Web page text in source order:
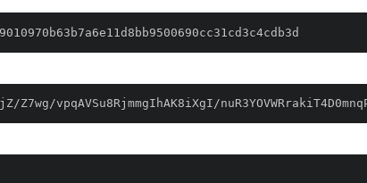
Z7wg/vpqAVSu8RjmmgIhAK8iXgI/